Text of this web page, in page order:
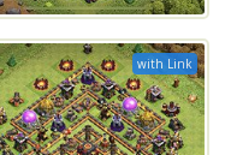
with Link